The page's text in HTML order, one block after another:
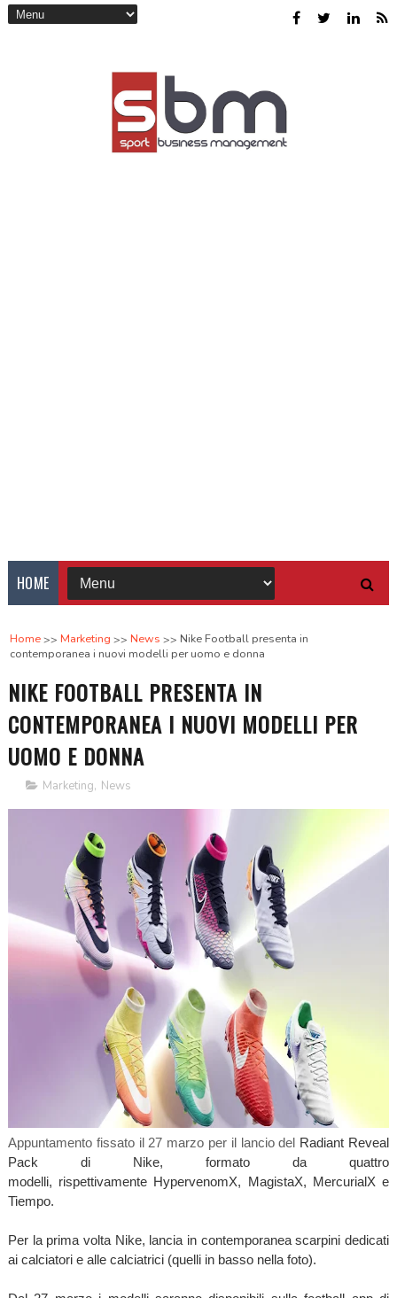
HOME
Home Marketing News
Nike Football presenta in
contemporanea i nuovi modelli per uomo e donna
NIKE FOOTBALL PRESENTA IN
CONTEMPORANEA I NUOVI MODELLI PER
UOMO E DONNA
Marketing, News
Appuntamento fissato il 27 marzo per il lancio del Radiant Reveal
Pack di Nike, formato da quattro
modelli, rispettivamente HypervenomX, MagistaX, MercurialXe
Tiempo.
Per la prima volta Nike, lancia in contemporanea scarpini dedicati
ai calciatori e alle calciatrici (quelli in basso nella foto).